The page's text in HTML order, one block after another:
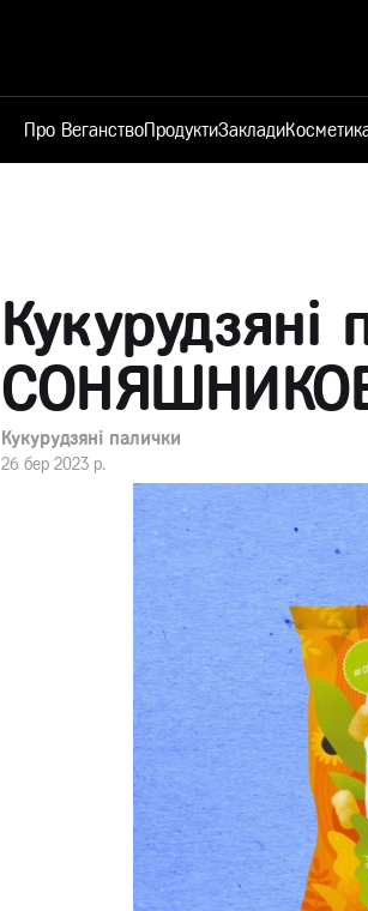
Про ВеганствоПродуктиЗаклади
Кукурудзяні
Кукурудзяні палички
26 бер 2023 р.